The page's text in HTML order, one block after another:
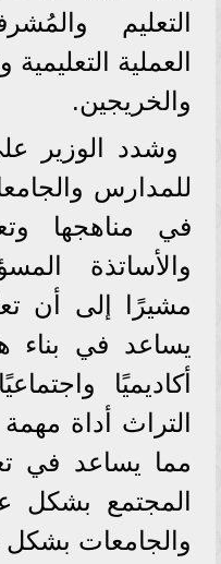
التعليم
العملية
والخريجين.
وشدد الوزير
للمدارس
في مناهجها
والأساتذة
مشيرًا إلى أن
يساعد في بناء
أكاديميًا
التراث أداة
مما يساعد في
المجتمع بشكل
والجامعات